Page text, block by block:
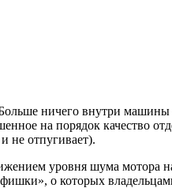
Больше ничего внутри
на порядок качество
не отпугивает).
уровня шума мотора
о которых